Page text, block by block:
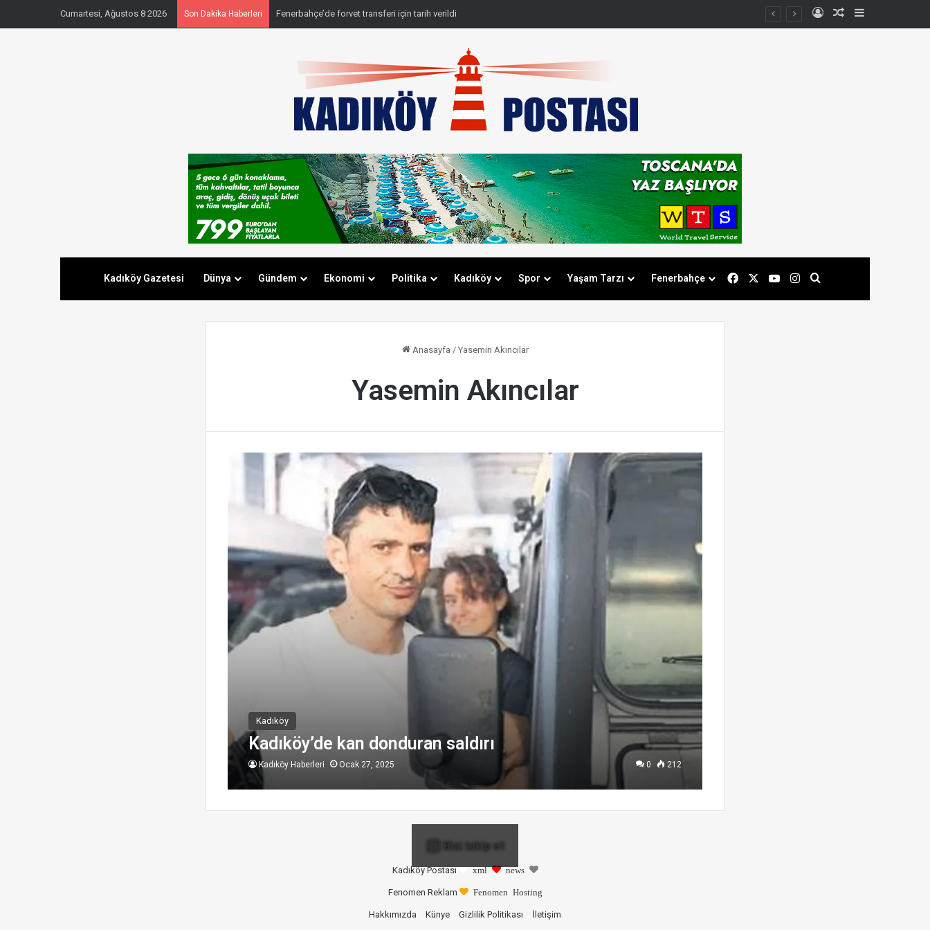
Cumartesi, Ağustos 8 2026 Son Dakika Haberleri Fenerbahçe’de forvet transferi için tarih verildi Kayıt OlRastgele Makale
Kadıköy Gazetesi Dünya Gündem Ekonomi Politika Kadıköy Spor Yaşam Tarzı Fenerbahçe FacebookYouTubeInstagram
Anasayfa / Yasemin Akıncılar
Yasemin Akıncılar
Kadıköy
Kadıköy’de kan donduran saldırı
Kadıköy Haberleri Ocak 27, 2025 0 212
Bizi takip et
Kadıköy Postası xml news
Fenomen Reklam Fenomen Hosting
Hakkımızda Künye Gizlilik Politikası İletişim